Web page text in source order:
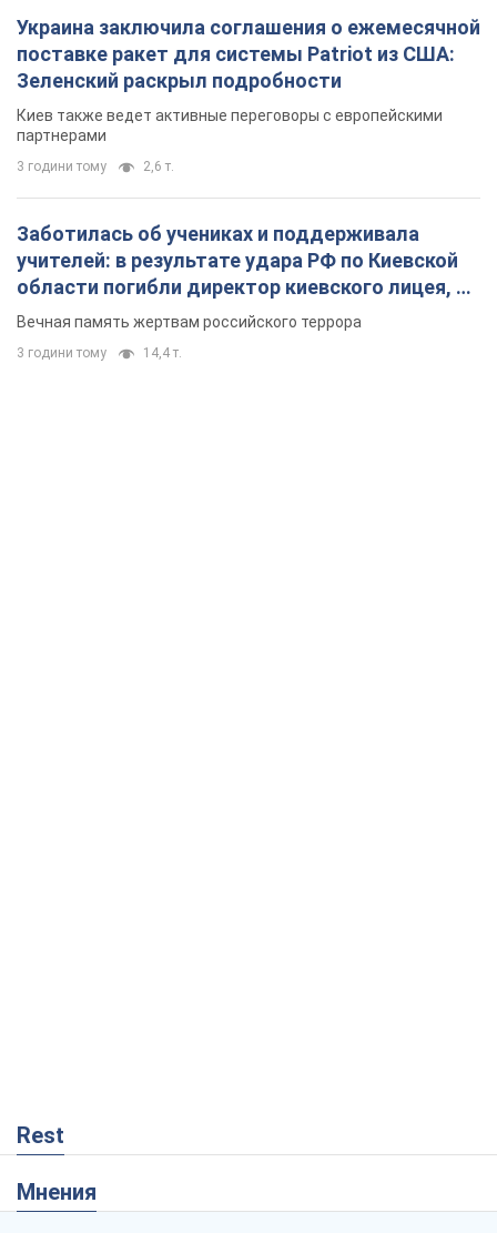
Украина заключила соглашения о ежемесячной
поставке ракет для системы Patriot из США:
Зеленский раскрыл подробности
Киев также ведет активные переговоры с европейскими
партнерами
3 години тому 2,6 т.
Заботилась об учениках и поддерживала
учителей: в результате удара РФ по Киевской
области погибли директор киевского лицея, её
муж и внук
Вечная память жертвам российского террора
3 години тому 14,4 т.
Rest
Мнения